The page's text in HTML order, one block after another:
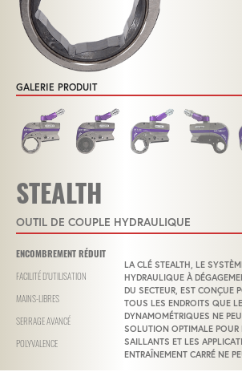
GALERIE PRODUIT
STEALTH
OUTIL DE COUPLE HYDRAULIQUE
ENCOMBREMENT RÉDUIT
LA CLÉ STEALTH, LE
HYDRAULIQUE À
DU SECTEUR, EST CONÇUE
TOUS LES ENDROITS QUE
DYNAMOMÉTRIQUES NE
SOLUTION OPTIMALE POUR
SAILLANTS ET LES
ENTRAÎNEMENT CARRÉ NE
FACILITÉ D'UTILISATION
MAINS-LIBRES
SERRAGE AVANCÉ
POLYVALENCE